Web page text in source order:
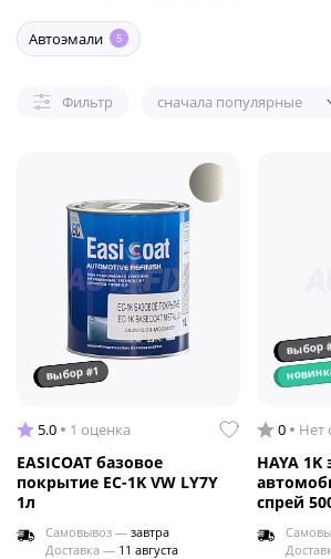
Автоэмали 5
Фильтр сначала популярные
выбор #1
5.0 1 оценка
EASICOAT базовое
покрытие EC-1K VW LY7Y
1л
Самовывоз — завтра
Доставка — 11 августа
выбор
0 Нет
HAYA 1K
спрей